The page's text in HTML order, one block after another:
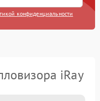
конфиденциальности
iRay